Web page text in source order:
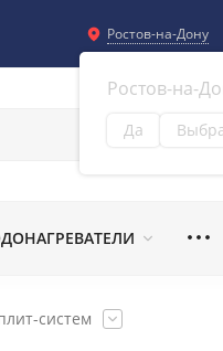
Ростов-на-Дону
Ростов-на-
Да
систем